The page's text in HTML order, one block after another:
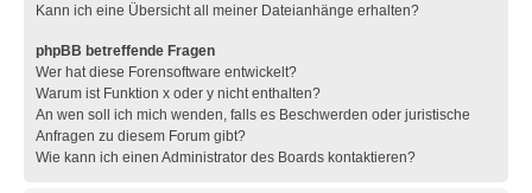
Kann ich eine Übersicht all meiner Dateianhänge erhalten?
phpBB betreffende Fragen
Wer hat diese Forensoftware entwickelt?
Warum ist Funktion x oder y nicht enthalten?
An wen soll ich mich wenden, falls es Beschwerden oder juristische
Anfragen zu diesem Forum gibt?
Wie kann ich einen Administrator des Boards kontaktieren?